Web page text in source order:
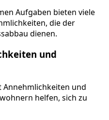
Aufgaben bieten viele
die der
dienen.
und
Annehmlichkeiten und
helfen, sich zu